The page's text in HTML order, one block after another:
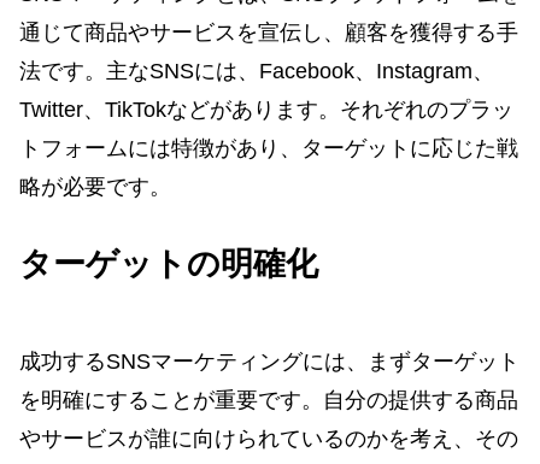
通じて商品やサービスを宣伝し、顧客を獲得する手
法です。主なSNSには、Facebook、Instagram、
Twitter、TikTokなどがあります。それぞれのプラッ
トフォームには特徴があり、ターゲットに応じた戦
略が必要です。
ターゲットの明確化
成功するSNSマーケティングには、まずターゲット
を明確にすることが重要です。自分の提供する商品
やサービスが誰に向けられているのかを考え、その